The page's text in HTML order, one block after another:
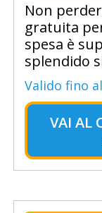
Non
gratuita
spesa è
splendido
Valido fino
VAI AL